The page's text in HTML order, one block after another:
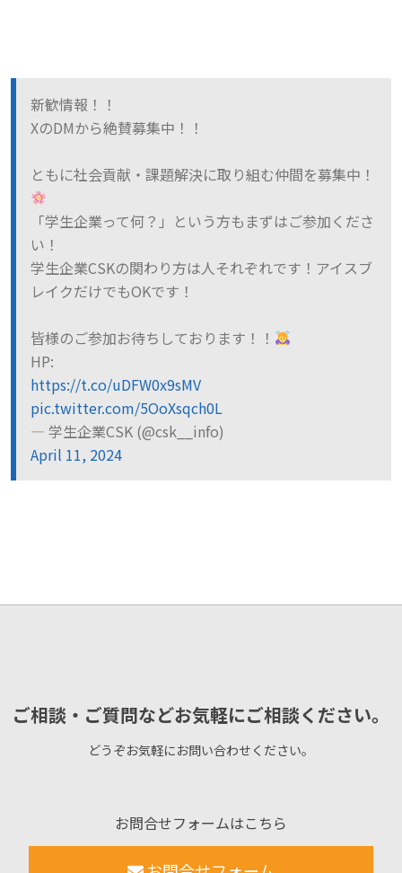
新歓情報！！
XのDMから絶賛募集中！！
ともに社会貢献・課題解決に取り組む仲間を募集中！
「学生企業って何？」という方もまずはご参加くださ
い！
学生企業CSKの関わり方は人それぞれです！アイスブ
レイクだけでもOKです！
皆様のご参加お待ちしております！！
HP:
https://t.co/uDFW0x9sMV
pic.twitter.com/5OoXsqch0L
— 学生企業CSK (@csk__info)
April 11, 2024
ご相談・ご質問などお気軽にご相談ください。
どうぞお気軽にお問い合わせください。
お問合せフォームはこちら